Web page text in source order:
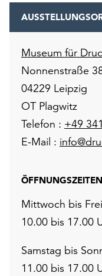
Museum für
Nonnenstraße
04229 Leipzig
OT Plagwitz
Telefon : +49
E-Mail :
ÖFFNUNGSZEITEN
Mittwoch bis
10.00 bis 17.00
Samstag bis
11.00 bis 17.00